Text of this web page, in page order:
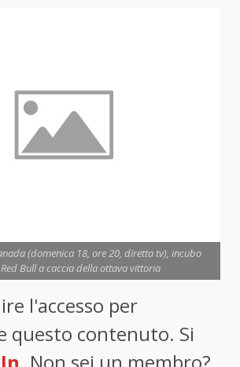
(domenica 18, ore 20, diretta tv), incubo
Bull a caccia della ottava vittoria
l'accesso per
questo contenuto. Si
. Non sei un membro?